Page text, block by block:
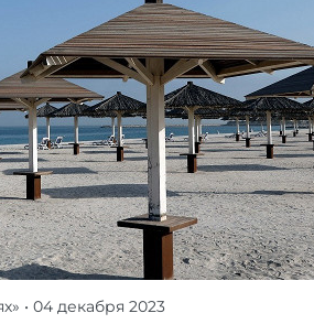
• 04 декабря 2023